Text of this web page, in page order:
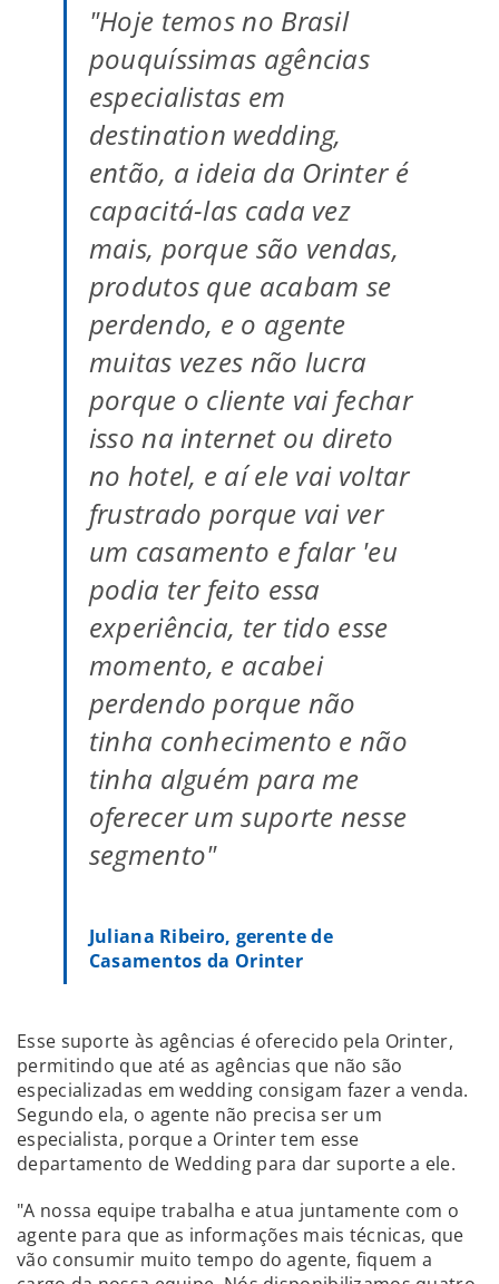
"Hoje temos no Brasil
pouquíssimas agências
especialistas em
destination wedding,
então, a ideia da Orinter é
capacitá-las cada vez
mais, porque são vendas,
produtos que acabam se
perdendo, e o agente
muitas vezes não lucra
porque o cliente vai fechar
isso na internet ou direto
no hotel, e aí ele vai voltar
frustrado porque vai ver
um casamento e falar 'eu
podia ter feito essa
experiência, ter tido esse
momento, e acabei
perdendo porque não
tinha conhecimento e não
tinha alguém para me
oferecer um suporte nesse
segmento"
Juliana Ribeiro, gerente de
Casamentos da Orinter
Esse suporte às agências é oferecido pela Orinter,
permitindo que até as agências que não são
especializadas em wedding consigam fazer a venda.
Segundo ela, o agente não precisa ser um
especialista, porque a Orinter tem esse
departamento de Wedding para dar suporte a ele.
"A nossa equipe trabalha e atua juntamente com o
agente para que as informações mais técnicas, que
vão consumir muito tempo do agente, fiquem a